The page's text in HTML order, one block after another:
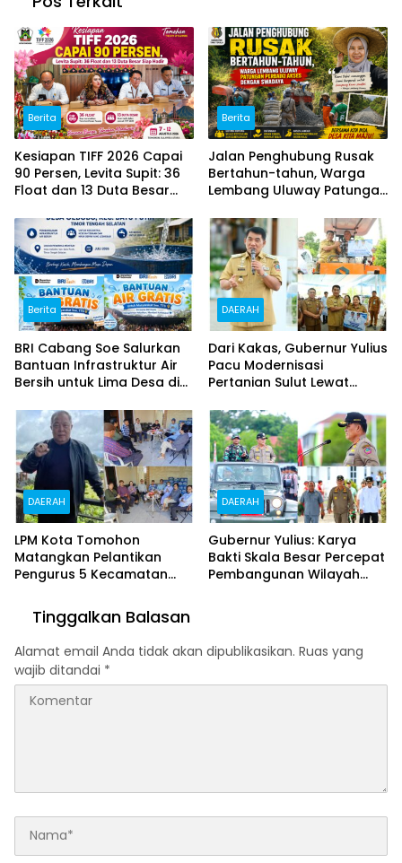
Berita
Kesiapan TIFF 2026 Capai
90 Persen, Levita Supit: 36
Float dan 13 Duta Besar
Berita
Jalan Penghubung Rusak
Bertahun-tahun, Warga
Lembang Uluway Patungan
Swadaya
Berita
BRI Cabang Soe Salurkan
Bantuan Infrastruktur Air
Bersih untuk Lima Desa di
DAERAH
Dari Kakas, Gubernur Yulius
Pacu Modernisasi
Pertanian Sulut Lewat
Jagung
DAERAH
LPM Kota Tomohon
Matangkan Pelantikan
Pengurus 5 Kecamatan
Poli: Kepengurusan Kami
Sah dan Legal
DAERAH
Gubernur Yulius: Karya
Bakti Skala Besar Percepat
Pembangunan Wilayah
Tinggalkan Balasan
Alamat email Anda tidak akan dipublikasikan. Ruas yang
wajib ditandai *